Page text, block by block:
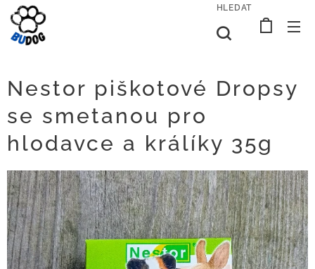
HLEDAT
Nestor piškotové Dropsy
se smetanou pro
hlodavce a králíky 35g